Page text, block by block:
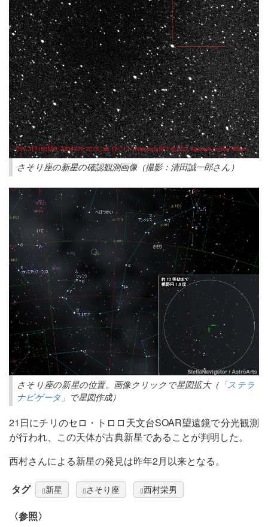
さそり座の新星の確認観測画像（撮影：清田誠一郎さん）
さそり座の新星の位置。画像クリックで星図拡大（「ステラ
ナビゲータ」 で星図作成）
21日にチリのセロ・トロロ天文台SOAR望遠鏡で分光観測
が行われ、この天体が古典新星であることが判明した。
西村さんによる新星の発見は昨年2月以来となる。
タグ 新星 さそり座 西村栄男
〈参照〉